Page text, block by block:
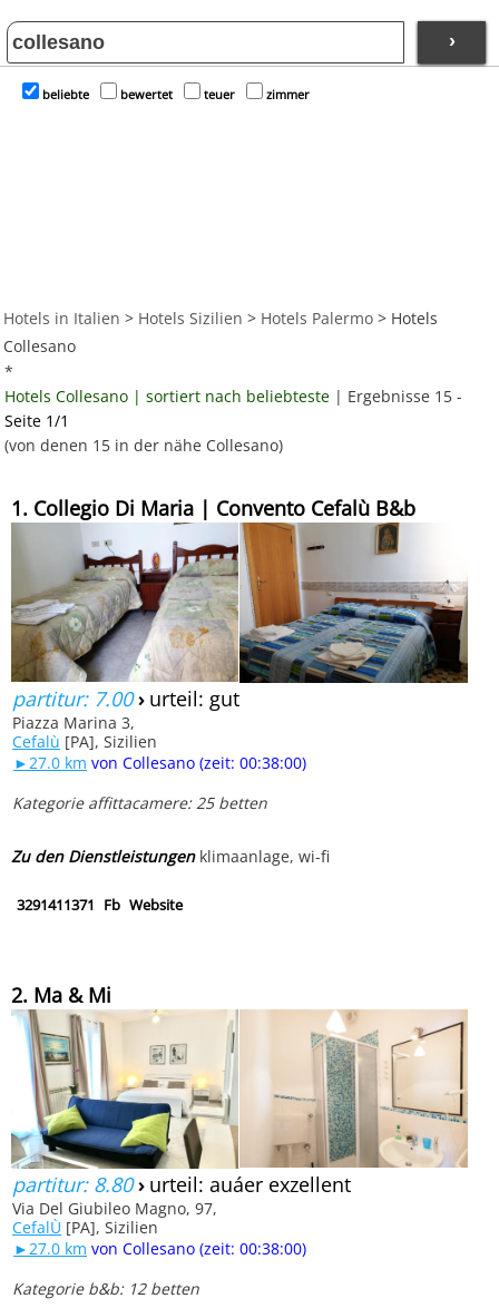
›
beliebte bewertet teuer zimmer
Hotels in Italien > Hotels Sizilien > Hotels Palermo > Hotels
Collesano
*
Hotels Collesano | sortiert nach beliebteste | Ergebnisse 15 -
Seite 1/1
(von denen 15 in der nähe Collesano)
1. Collegio Di Maria | Convento Cefalù B&b
partitur: 7.00› urteil: gut
Piazza Marina 3,
Cefalù [PA], Sizilien
►27.0 km von Collesano (zeit: 00:38:00)
Kategorie affittacamere: 25 betten
Zu den Dienstleistungenklimaanlage, wi-fi
3291411371 Fb Website
2. Ma & Mi
partitur: 8.80› urteil: auáer exzellent
Via Del Giubileo Magno, 97,
CefalÙ [PA], Sizilien
►27.0 km von Collesano (zeit: 00:38:00)
Kategorie b&b: 12 betten